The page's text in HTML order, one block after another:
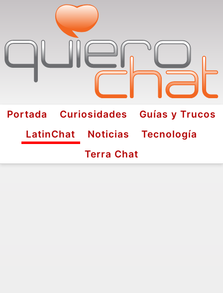
Portada Curiosidades
Guías y Trucos
LatinChat
Noticias
Tecnología
Terra Chat